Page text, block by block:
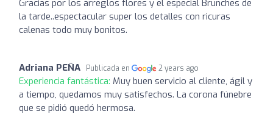
Gracias por los arreglos flores y el especial Brunches de
la tarde..espectacular super los detalles con ricuras
calenas todo muy bonitos.
Adriana PEÑA Publicada en 2 years ago
Experiencia fantástica: Muy buen servicio al cliente, ágil y
a tiempo, quedamos muy satisfechos. La corona fúnebre
que se pidió quedó hermosa.